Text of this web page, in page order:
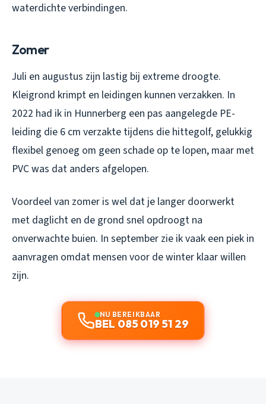
waterdichte verbindingen.
Zomer
Juli en augustus zijn lastig bij extreme droogte.
Kleigrond krimpt en leidingen kunnen verzakken. In
2022 had ik in Hunnerberg een pas aangelegde PE-
leiding die 6 cm verzakte tijdens die hittegolf, gelukkig
flexibel genoeg om geen schade op te lopen, maar met
PVC was dat anders afgelopen.
Voordeel van zomer is wel dat je langer doorwerkt
met daglicht en de grond snel opdroogt na
onverwachte buien. In september zie ik vaak een piek in
aanvragen omdat mensen voor de winter klaar willen
zijn.
NU BEREIKBAAR
BEL 085 019 51 29